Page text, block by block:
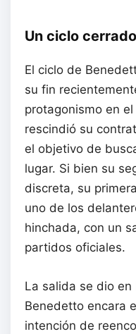
Un ciclo
El ciclo de
su fin
protagonismo en
rescindió su
el objetivo de
lugar. Si bien su
discreta, su
uno de los
hinchada, con un
partidos oficiales.
La salida se dio
Benedetto encara
intención de